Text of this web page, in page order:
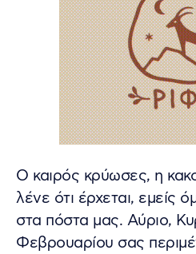
Ο καιρός κρύωσες, η
λένε ότι έρχεται, εμείς
στα πόστα μας. Αύριο,
Φεβρουαρίου σας